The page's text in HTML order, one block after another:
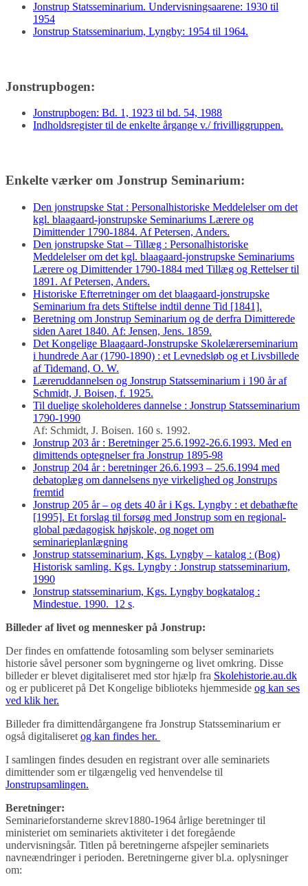
Jonstrup Statsseminarium. Undervisningsaarene: 1930 til
1954
Jonstrup Statsseminarium, Lyngby: 1954 til 1964.
Jonstrupbogen:
Jonstrupbogen: Bd. 1, 1923 til bd. 54, 1988
Indholdsregister til de enkelte årgange v./ frivilliggruppen.
Enkelte værker om Jonstrup Seminarium:
Den jonstrupske Stat : Personalhistoriske Meddelelser om det
kgl. blaagaard-jonstrupske Seminariums Lærere og
Dimittender 1790-1884. Af Petersen, Anders.
Den jonstrupske Stat – Tillæg : Personalhistoriske
Meddelelser om det kgl. blaagaard-jonstrupske Seminariums
Lærere og Dimittender 1790-1884 med Tillæg og Rettelser til
1891. Af Petersen, Anders.
Historiske Efterretninger om det blaagaard-jonstrupske
Seminarium fra dets Stiftelse indtil denne Tid [1841].
Beretning om Jonstrup Seminarium og de derfra Dimitterede
siden Aaret 1840. Af: Jensen, Jens. 1859.
Det Kongelige Blaagaard-Jonstrupske Skolelærerseminarium
i hundrede Aar (1790-1890) : et Levnedsløb og et Livsbillede
af Tidemand, O. W.
Læreruddannelsen og Jonstrup Statsseminarium i 190 år af
Schmidt, J. Boisen, f. 1925.
Til duelige skoleholderes dannelse : Jonstrup Statsseminarium
1790-1990
Af: Schmidt, J. Boisen. 160 s. 1992.
Jonstrup 203 år : Beretninger 25.6.1992-26.6.1993. Med en
dimittends optegnelser fra Jonstrup 1895-98
Jonstrup 204 år : beretninger 26.6.1993 – 25.6.1994 med
debatoplæg om dannelsens nye virkelighed og Jonstrups
fremtid
Jonstrup 205 år – og dets 40 år i Kgs. Lyngby : et debathæfte
[1995]. Et forslag til forsøg med Jonstrup som en regional-
global pædagogisk højskole, og noget om
seminarieplanlægning
Jonstrup statsseminarium, Kgs. Lyngby – katalog : (Bog)
Historisk samling. Kgs. Lyngby : Jonstrup statsseminarium,
1990
Jonstrup statsseminarium, Kgs. Lyngby bogkatalog :
Mindestue. 1990. 12 s.
Billeder af livet og mennesker på Jonstrup:
Der findes en omfattende fotosamling som belyser seminariets
historie såvel personer som bygningerne og livet omkring. Disse
billeder er blevet digitaliseret med stor hjælp fra Skolehistorie.au.dk
og er publiceret på Det Kongelige biblioteks hjemmeside og kan ses
ved klik her.
Billeder fra dimittendårgangene fra Jonstrup Statsseminarium er
også digitaliseret og kan findes her.
I samlingen findes desuden en registrant over alle seminariets
dimittender som er tilgængelig ved henvendelse til
Jonstrupsamlingen.
Beretninger:
Seminarieforstanderne skrev1880-1964 årlige beretninger til
ministeriet om seminariets aktiviteter i det foregående
undervisningsår. Titlen på beretningerne afspejler seminariets
navneændringer i perioden. Beretningerne giver bl.a. oplysninger
om: